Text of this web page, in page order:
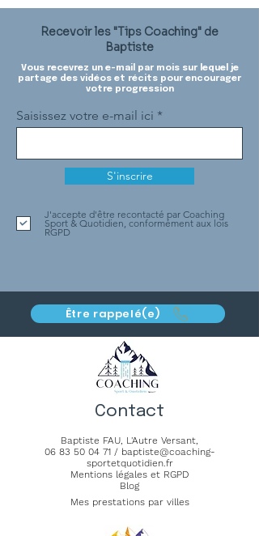
Recevoir les "Tips Coaching" de
Baptiste
Vous recevrez un e-mail par mois sur lequel je
partage des vidéos et récits pour encourager
votre progression
Saisissez votre e-mail ici
S'inscrire
J'accepte d'être recontacté par Coaching
Sport & Quotidien, conformément aux lois
RGPD
Être rappelé(e)
Contact
Baptiste FAU, L'Autre Versant,
06 83 50 04 71/ baptiste@coaching-
sportetquotidien.fr
Mentions légales et RGPD
Blog
Mes prestations par villes